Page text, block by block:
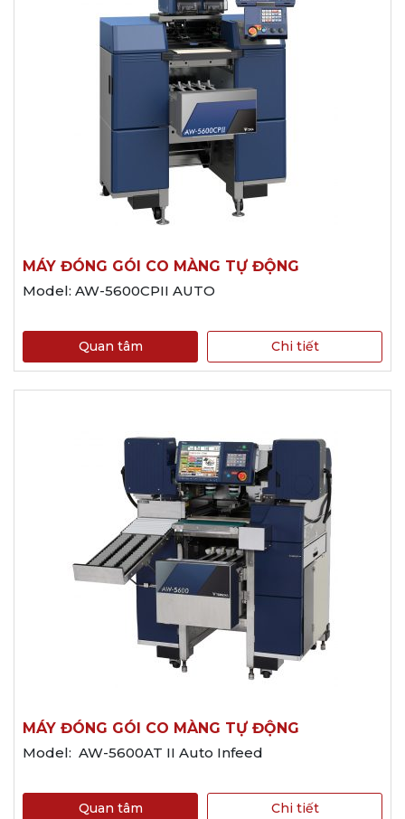
MÁY ĐÓNG GÓI CO MÀNG TỰ ĐỘNG
Model: AW-5600CPII AUTO
Quan tâm Chi tiết
MÁY ĐÓNG GÓI CO MÀNG TỰ ĐỘNG
Model: AW-5600AT II Auto Infeed
Quan tâm Chi tiết